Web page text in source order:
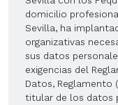
domicilio
Sevilla, ha
organizativas
sus datos
exigencias del
Datos, Reglamento
titular de los datos